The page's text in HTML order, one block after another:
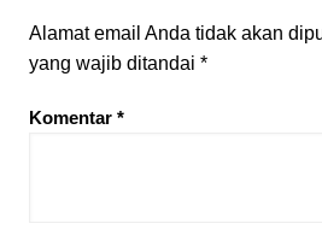
Alamat email Anda tidak akan
yang wajib ditandai *
Komentar *